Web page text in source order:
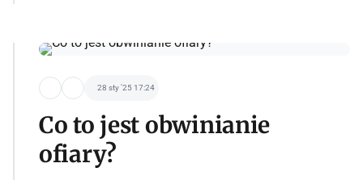
28 sty '25 17:24
Co to jest obwinianie
ofiary?